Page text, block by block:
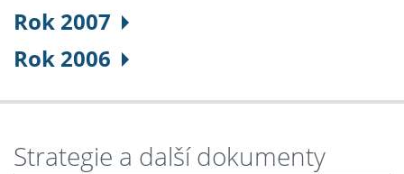
Rok 2007
Rok 2006
Strategie a další dokumenty